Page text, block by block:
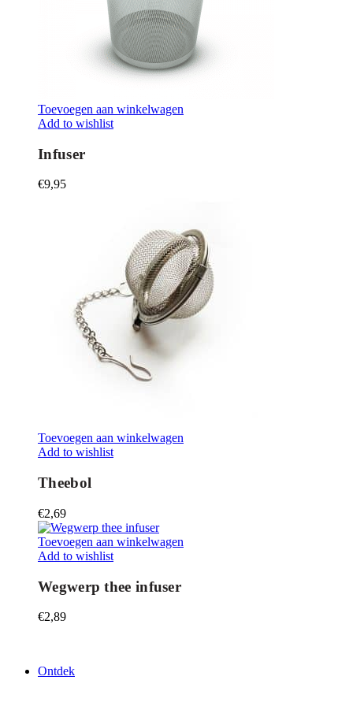
Toevoegen aan winkelwagen
Add to wishlist
Infuser
€9,95
Toevoegen aan winkelwagen
Add to wishlist
Theebol
€2,69
Toevoegen aan winkelwagen
Add to wishlist
Wegwerp thee infuser
€2,89
Ontdek